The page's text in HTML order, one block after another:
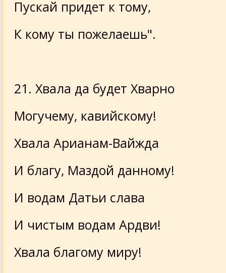
Пускай придет к тому,
К кому ты пожелаешь".
21. Хвала да будет Хварно
Могучему, кавийскому!
Хвала Арианам-Вайжда
И благу, Маздой данному!
И водам Датьи слава
И чистым водам Ардви!
Хвала благому миру!